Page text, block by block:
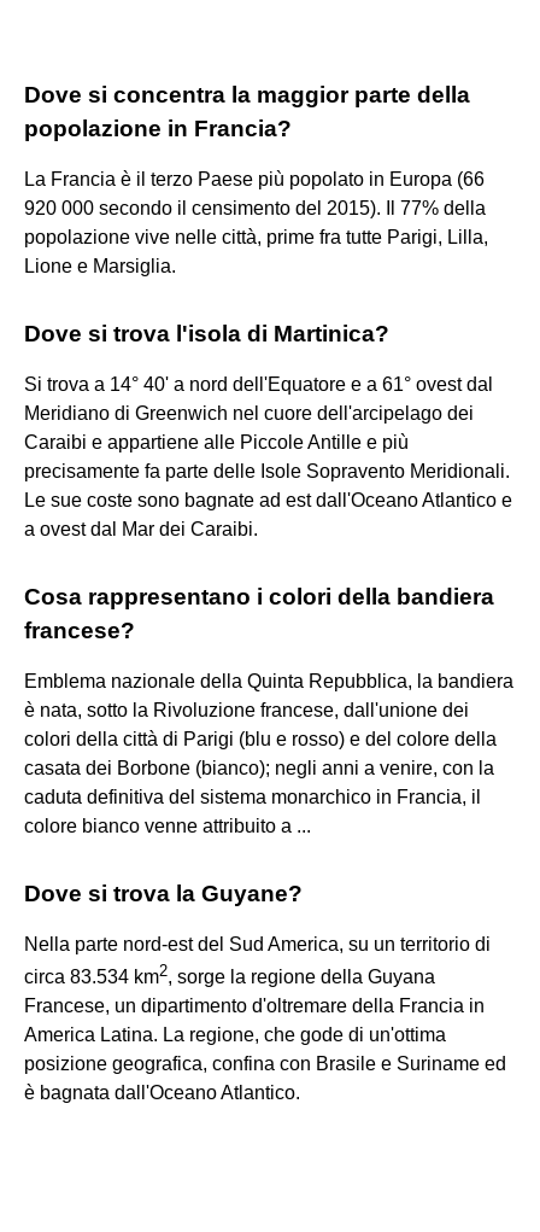
Dove si concentra la maggior parte della
popolazione in Francia?
La Francia è il terzo Paese più popolato in Europa (66
920 000 secondo il censimento del 2015). Il 77% della
popolazione vive nelle città, prime fra tutte Parigi, Lilla,
Lione e Marsiglia.
Dove si trova l'isola di Martinica?
Si trova a 14° 40' a nord dell'Equatore e a 61° ovest dal
Meridiano di Greenwich nel cuore dell'arcipelago dei
Caraibi e appartiene alle Piccole Antille e più
precisamente fa parte delle Isole Sopravento Meridionali.
Le sue coste sono bagnate ad est dall'Oceano Atlantico e
a ovest dal Mar dei Caraibi.
Cosa rappresentano i colori della bandiera
francese?
Emblema nazionale della Quinta Repubblica, la bandiera
è nata, sotto la Rivoluzione francese, dall'unione dei
colori della città di Parigi (blu e rosso) e del colore della
casata dei Borbone (bianco); negli anni a venire, con la
caduta definitiva del sistema monarchico in Francia, il
colore bianco venne attribuito a ...
Dove si trova la Guyane?
Nella parte nord-est del Sud America, su un territorio di
circa 83.534 km2, sorge la regione della Guyana
Francese, un dipartimento d'oltremare della Francia in
America Latina. La regione, che gode di un'ottima
posizione geografica, confina con Brasile e Suriname ed
è bagnata dall'Oceano Atlantico.